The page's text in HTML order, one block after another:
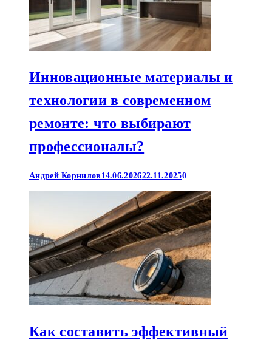
Инновационные материалы и
технологии в современном
ремонте: что выбирают
профессионалы?
Андрей Корнилов 14.06.202622.11.20250
Как составить эффективный